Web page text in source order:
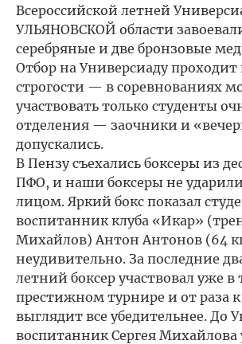
Всероссийской летней
УЛЬЯНОВСКОЙ области
серебряные и две бронзовые
Отбор на Универсиаду проходит
строгости — в соревнованиях
участвовать только студенты
отделения — заочники и
допускались.
В Пензу съехались боксеры из
ПФО, и наши боксеры не ударили
лицом. Яркий бокс показал
воспитанник клуба «Икар»
Михайлов) Антон Антонов (64
неудивительно. За последние
летний боксер участвовал уже в
престижном турнире и от раза к
выглядит все убедительнее. До
воспитанник Сергея Михайлова